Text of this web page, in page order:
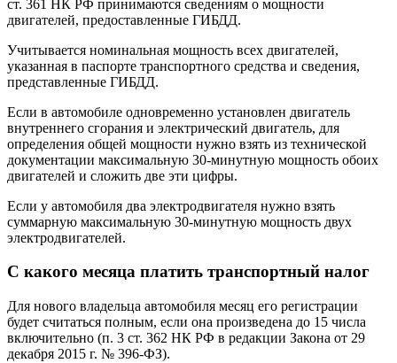
ст. 361 НК РФ принимаются сведениям о мощности
двигателей, предоставленные ГИБДД.
Учитывается номинальная мощность всех двигателей,
указанная в паспорте транспортного средства и сведения,
представленные ГИБДД.
Если в автомобиле одновременно установлен двигатель
внутреннего сгорания и электрический двигатель, для
определения общей мощности нужно взять из технической
документации максимальную 30-минутную мощность обоих
двигателей и сложить две эти цифры.
Если у автомобиля два электродвигателя нужно взять
суммарную максимальную 30-минутную мощность двух
электродвигателей.
С какого месяца платить транспортный налог
Для нового владельца автомобиля месяц его регистрации
будет считаться полным, если она произведена до 15 числа
включительно (п. 3 ст. 362 НК РФ в редакции Закона от 29
декабря 2015 г. № 396-ФЗ).